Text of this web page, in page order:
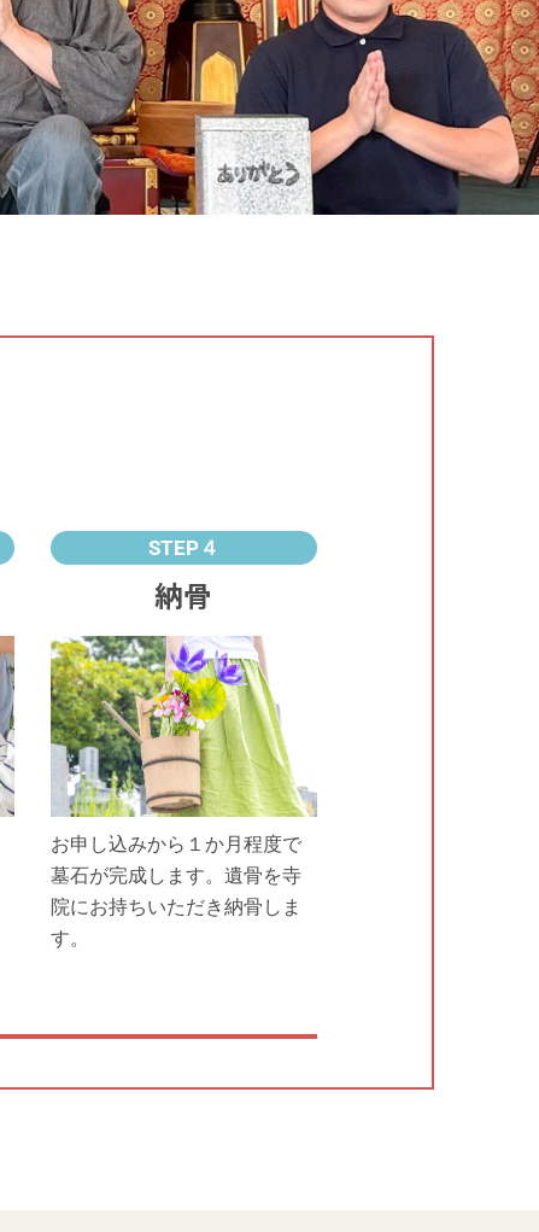
STEP４
納骨
お申し込みから１か月程度で
墓石が完成します。遺骨を寺
院にお持ちいただき納骨しま
す。